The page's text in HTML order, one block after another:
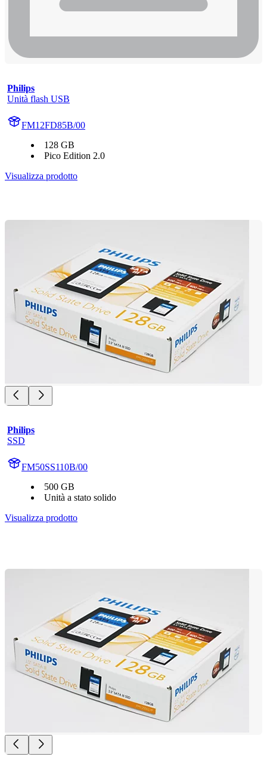
Philips
Unità flash USB
FM12FD85B/00
128 GB
Pico Edition 2.0
Visualizza prodotto
Philips
SSD
FM50SS110B/00
500 GB
Unità a stato solido
Visualizza prodotto